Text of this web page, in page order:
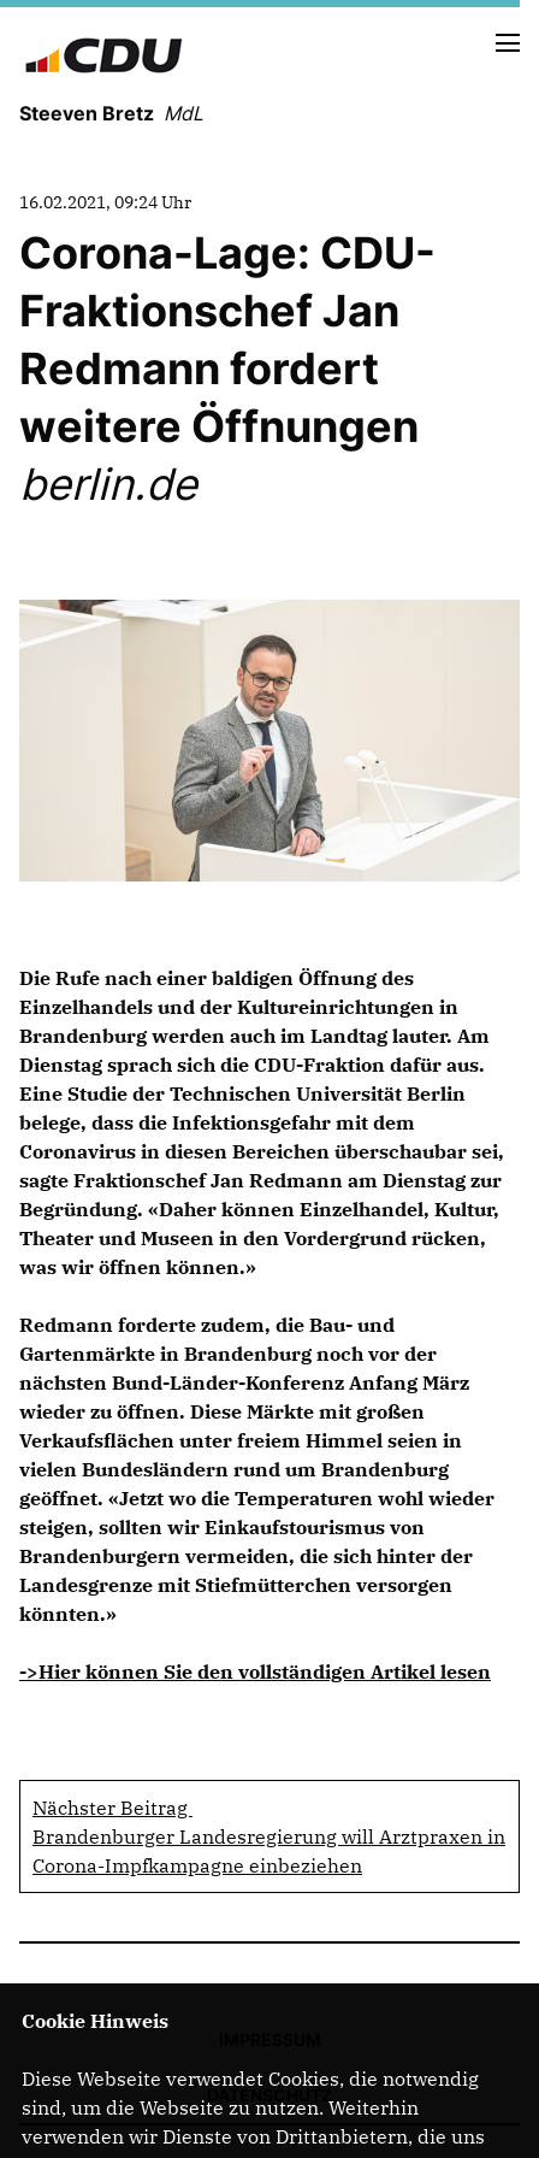
Steeven Bretz MdL
VITA
WAHLKREISBESUCHE
PRESSEFOTOS
MEIN BÜRGERBÜRO
CDU Deutschland
CDU Fraktion im Brandenburger Landtag
CDU Brandenburg
CDU Potsdam
16.02.2021, 09:24 Uhr
Corona-Lage: CDU-
Fraktionschef Jan
Redmann fordert
weitere Öffnungen
berlin.de
Die Rufe nach einer baldigen Öffnung des
Einzelhandels und der Kultureinrichtungen in
Brandenburg werden auch im Landtag lauter. Am
Dienstag sprach sich die CDU-Fraktion dafür aus.
Eine Studie der Technischen Universität Berlin
belege, dass die Infektionsgefahr mit dem
Coronavirus in diesen Bereichen überschaubar sei,
sagte Fraktionschef Jan Redmann am Dienstag zur
Begründung. «Daher können Einzelhandel, Kultur,
Theater und Museen in den Vordergrund rücken,
was wir öffnen können.»
Redmann forderte zudem, die Bau- und
Gartenmärkte in Brandenburg noch vor der
nächsten Bund-Länder-Konferenz Anfang März
wieder zu öffnen. Diese Märkte mit großen
Verkaufsflächen unter freiem Himmel seien in
vielen Bundesländern rund um Brandenburg
geöffnet. «Jetzt wo die Temperaturen wohl wieder
steigen, sollten wir Einkaufstourismus von
Brandenburgern vermeiden, die sich hinter der
Landesgrenze mit Stiefmütterchen versorgen
könnten.»
->Hier können Sie den vollständigen Artikel lesen
Nächster Beitrag
Brandenburger Landesregierung will Arztpraxen in
Corona-Impfkampagne einbeziehen
Cookie Hinweis
Diese Webseite verwendet Cookies, die notwendig
sind, um die Webseite zu nutzen. Weiterhin
verwenden wir Dienste von Drittanbietern, die uns